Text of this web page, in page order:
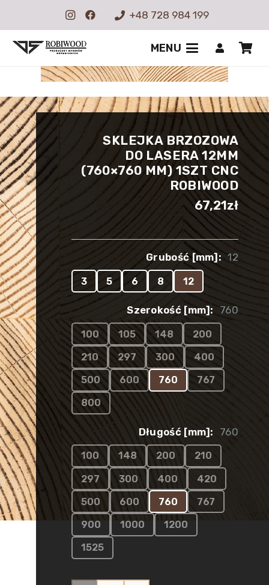
+48 728 984 199
MENU
SKLEJKA BRZOZOWA
DO LASERA 12MM
(760×760 MM) 1SZT CNC
ROBIWOOD
67,21zł
Grubość [mm]: 12
3 5 6 8 12
Szerokość [mm]: 760
100 105 148 200
210 297 300 400
500 600 760 767
800
Długość [mm]: 760
100 148 200 210
297 300 400 420
500 600 760 767
900 1000 1200
1525